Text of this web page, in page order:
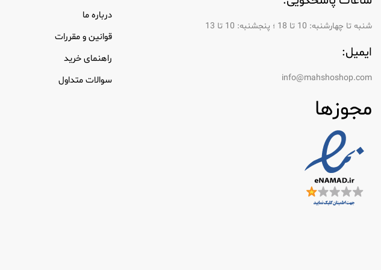
استفاده از اسپری دئودورانت بدن در برنامه روزانه شما مزایای زیادی دارد:
بسیاری از اسپری‌های دئودورانت بدن برای ایجاد طراوت در تمام روز فرموله
اسپری‌های بدن را می‌توان در قسمت‌های مختلف بدن از جمله زیر بغل، پاها و
شنبه تا چهارشنبه: 10 تا 18 ؛ پنجشنبه: 10 تا 13
ایمیل:
info@mahshoshop.com
مجوزها
درباره ما
قوانین و مقررات
راهنمای خرید
سوالات متداول